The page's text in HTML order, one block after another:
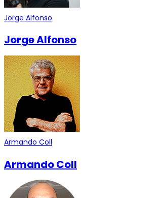
Jorge Alfonso
Jorge Alfonso
Armando Coll
Armando Coll